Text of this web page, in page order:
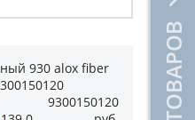
930 alox fiber
9300150120